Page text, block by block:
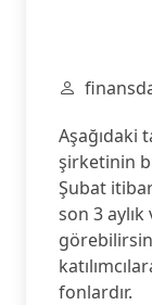
Aşağıdaki
şirketinin
Şubat
son 3
fonlardır.